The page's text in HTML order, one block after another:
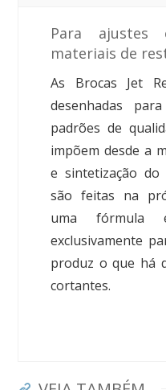
Para ajustes
materiais de
As Brocas Jet
desenhadas
padrões de
impõem desde a
e sintetização
são feitas na
uma fórmula
exclusivamente
produz o que há
cortantes.